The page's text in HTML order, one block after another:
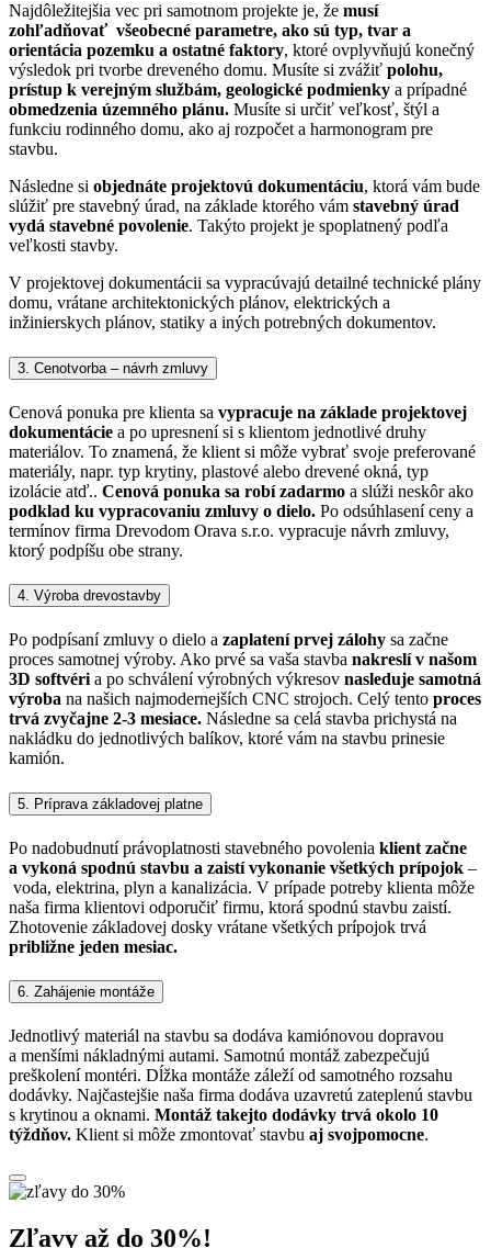
Najdôležitejšia vec pri samotnom projekte je, že musí
zohľadňovať všeobecné parametre, ako sú typ, tvar a
orientácia pozemku a ostatné faktory, ktoré ovplyvňujú konečný
výsledok pri tvorbe dreveného domu. Musíte si zvážiť polohu,
prístup k verejným službám, geologické podmienky a prípadné
obmedzenia územného plánu. Musíte si určiť veľkosť, štýl a
funkciu rodinného domu, ako aj rozpočet a harmonogram pre
stavbu.
Následne si objednáte projektovú dokumentáciu, ktorá vám bude
slúžiť pre stavebný úrad, na základe ktorého vám stavebný úrad
vydá stavebné povolenie. Takýto projekt je spoplatnený podľa
veľkosti stavby.
V projektovej dokumentácii sa vypracúvajú detailné technické plány
domu, vrátane architektonických plánov, elektrických a
inžinierskych plánov, statiky a iných potrebných dokumentov.
3. Cenotvorba – návrh zmluvy
Cenová ponuka pre klienta sa vypracuje na základe projektovej
dokumentácie a po upresnení si s klientom jednotlivé druhy
materiálov. To znamená, že klient si môže vybrať svoje preferované
materiály, napr. typ krytiny, plastové alebo drevené okná, typ
izolácie atď.. Cenová ponuka sa robí zadarmo a slúži neskôr ako
podklad ku vypracovaniu zmluvy o dielo. Po odsúhlasení ceny a
termínov firma Drevodom Orava s.r.o. vypracuje návrh zmluvy,
ktorý podpíšu obe strany.
4. Výroba drevostavby
Po podpísaní zmluvy o dielo a zaplatení prvej zálohy sa začne
proces samotnej výroby. Ako prvé sa vaša stavba nakreslí v našom
3D softvéria po schválení výrobných výkresov nasleduje samotná
výroba na našich najmodernejších CNC strojoch. Celý tento proces
trvá zvyčajne 2-3 mesiace. Následne sa celá stavba prichystá na
nakládku do jednotlivých balíkov, ktoré vám na stavbu prinesie
kamión.
5. Príprava základovej platne
Po nadobudnutí právoplatnosti stavebného povolenia klient začne
a vykoná spodnú stavbu a zaistí vykonanie všetkých prípojok –
voda, elektrina, plyn a kanalizácia. V prípade potreby klienta môže
naša firma klientovi odporučiť firmu, ktorá spodnú stavbu zaistí.
Zhotovenie základovej dosky vrátane všetkých prípojok trvá
približne jeden mesiac.
6. Zahájenie montáže
Jednotlivý materiál na stavbu sa dodáva kamiónovou dopravou
a menšími nákladnými autami. Samotnú montáž zabezpečujú
preškolení montéri. Dĺžka montáže záleží od samotného rozsahu
dodávky. Najčastejšie naša firma dodáva uzavretú zateplenú stavbu
s krytinou a oknami. Montáž takejto dodávky trvá okolo 10
týždňov. Klient si môže zmontovať stavbu aj svojpomocne.
Zľavy až do 30%!